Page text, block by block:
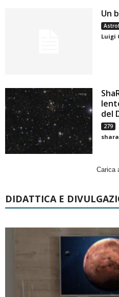
Un
Luigi
del
279
Carica
DIDATTICA E